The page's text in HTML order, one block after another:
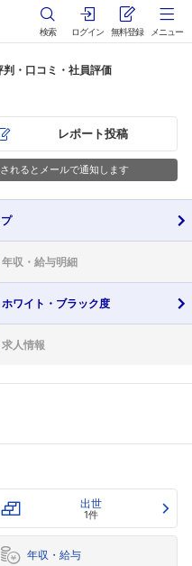
検索 ログイン 無料登録 メニュー
判・口コミ・社員評価
レポート投稿
れるとメールで通知します
プ
年収・ 給与明細
ホワイト・ ブラック度
求人情報
出世
1件
年収・給与